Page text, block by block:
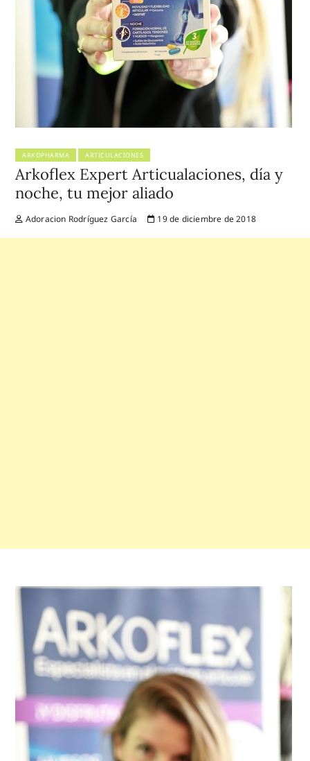
ARKOPHARMA ARTICULACIONES
Arkoflex Expert Articualaciones, día y
noche, tu mejor aliado
Adoracion Rodríguez García 19 de diciembre de 2018